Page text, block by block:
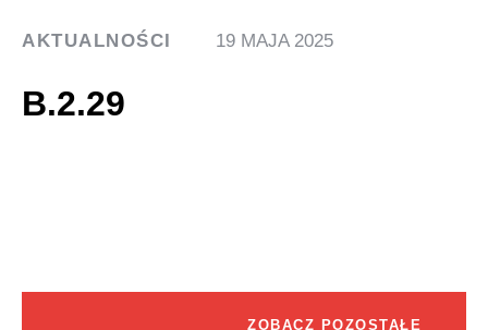
AKTUALNOŚCI 19 MAJA 2025
B.2.29
ZOBACZ POZOSTAŁE